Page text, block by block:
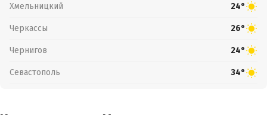
Хмельницкий 24°
Черкассы 26°
Чернигов 24°
Севастополь 34°